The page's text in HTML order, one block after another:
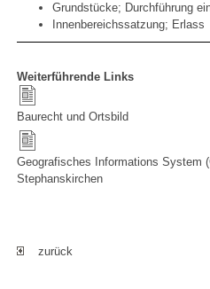
Grundstücke; Durchführung
Innenbereichssatzung; Erlass
Weiterführende Links
Baurecht und Ortsbild
Geografisches Informations System
Stephanskirchen
zurück